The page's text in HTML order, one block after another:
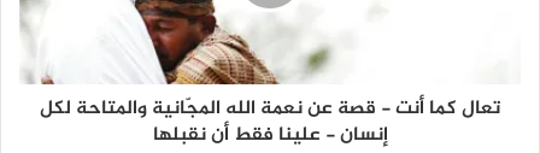
تعال كما أنت - قصة عن نعمة الله المجّانية والمتاحة لكل
إنسان - علينا فقط أن نقبلها